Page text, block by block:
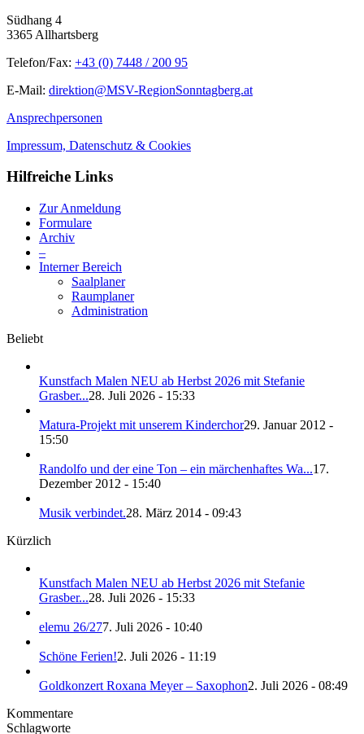
Südhang 4
3365 Allhartsberg
Telefon/Fax: +43 (0) 7448 / 200 95
E-Mail: direktion@MSV-RegionSonntagberg.at
Ansprechpersonen
Impressum, Datenschutz & Cookies
Hilfreiche Links
Zur Anmeldung
Formulare
Archiv
–
Interner Bereich
Saalplaner
Raumplaner
Administration
Beliebt
Kunstfach Malen NEU ab Herbst 2026 mit Stefanie
Grasber...28. Juli 2026 - 15:33
Matura-Projekt mit unserem Kinderchor29. Januar 2012 -
15:50
Randolfo und der eine Ton – ein märchenhaftes Wa...17.
Dezember 2012 - 15:40
Musik verbindet.28. März 2014 - 09:43
Kürzlich
Kunstfach Malen NEU ab Herbst 2026 mit Stefanie
Grasber...28. Juli 2026 - 15:33
elemu 26/277. Juli 2026 - 10:40
Schöne Ferien!2. Juli 2026 - 11:19
Goldkonzert Roxana Meyer – Saxophon2. Juli 2026 - 08:49
Kommentare
Schlagworte